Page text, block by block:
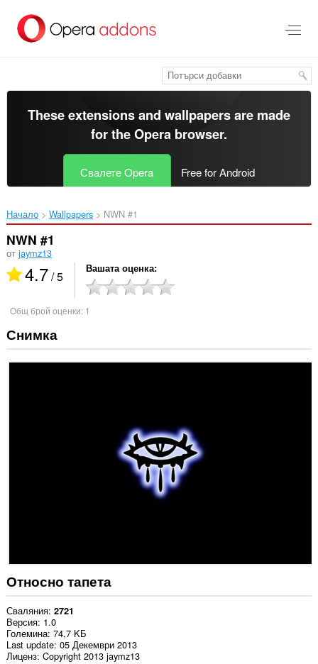
главното
съдържание
These extensions and wallpapers are made
for theOpera browser.
Свалете Opera Free for Android
Начало Wallpapers NWN #1‎
NWN #1
от jaymz13
4.7/ 5 Вашата оценка
Общ брой оценки: 1
Снимка
Относно тапета
Сваляния 2721
Версия 1.0
Големина 74,7 KБ
Last update 05 Декември 2013
Лиценз Copyright 2013 jaymz13